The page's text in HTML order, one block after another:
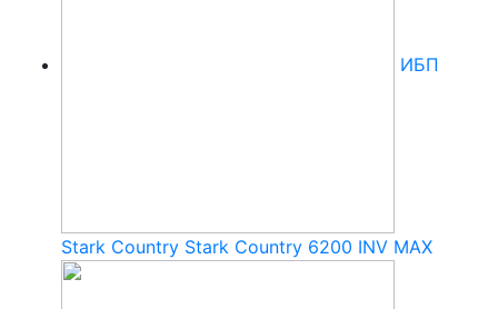
ИБП
Stark Country Stark Country 6200 INV MAX